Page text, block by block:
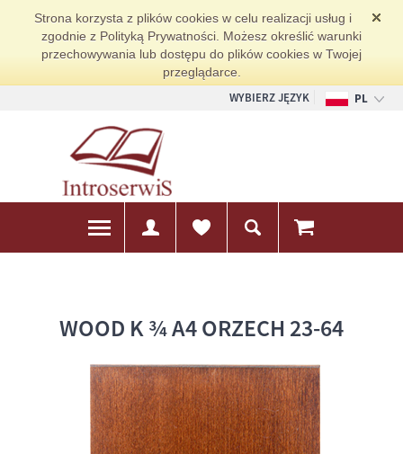
Strona korzysta z plików cookies w celu realizacji usług i
zgodnie z Polityką Prywatności. Możesz określić warunki
przechowywania lub dostępu do plików cookies w Twojej
przeglądarce.
WYBIERZ JĘZYK
PL
WOOD K ¾ A4 ORZECH 23-64